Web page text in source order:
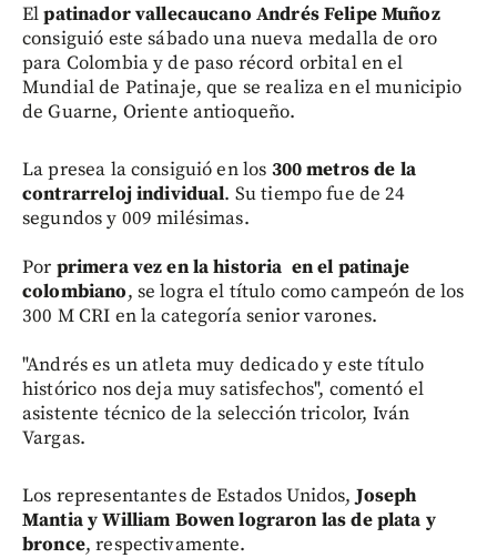
Elpatinador vallecaucano Andrés Felipe Muñoz
consiguió este sábado una nueva medalla de oro
para Colombia y de paso récord orbital en el
Mundial de Patinaje, que se realiza en el municipio
de Guarne, Oriente antioqueño.
La presea la consiguió en los 300 metros de la
contrarreloj individual. Su tiempo fue de 24
segundos y 009 milésimas.
Por primera vez en la historia en el patinaje
colombiano, se logra el título como campeón de los
300 M CRI en la categoría senior varones.
"Andrés es un atleta muy dedicado y este título
histórico nos deja muy satisfechos", comentó el
asistente técnico de la selección tricolor, Iván
Vargas.
Los representantes de Estados Unidos,Joseph
Mantia y William Bowen lograron las de plata y
bronce, respectivamente.